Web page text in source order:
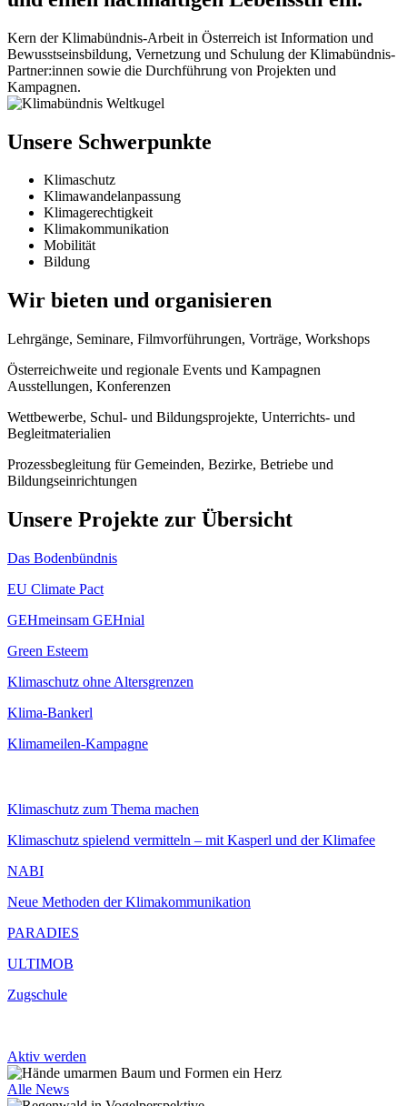
Kern der Klimabündnis-Arbeit in Österreich ist Information und
Bewusstseinsbildung, Vernetzung und Schulung der Klimabündnis-
Partner:innen sowie die Durchführung von Projekten und
Kampagnen.
Unsere Schwerpunkte
Klimaschutz
Klimawandelanpassung
Klimagerechtigkeit
Klimakommunikation
Mobilität
Bildung
Wir bieten und organisieren
Lehrgänge, Seminare, Filmvorführungen, Vorträge, Workshops
Österreichweite und regionale Events und Kampagnen
Ausstellungen, Konferenzen
Wettbewerbe, Schul- und Bildungsprojekte, Unterrichts- und
Begleitmaterialien
Prozessbegleitung für Gemeinden, Bezirke, Betriebe und
Bildungseinrichtungen
Unsere Projekte zur Übersicht
Das Bodenbündnis
EU Climate Pact
GEHmeinsam GEHnial
Green Esteem
Klimaschutz ohne Altersgrenzen
Klima-Bankerl
Klimameilen-Kampagne
Klimaschutz zum Thema machen
Klimaschutz spielend vermitteln – mit Kasperl und der Klimafee
NABI
Neue Methoden der Klimakommunikation
PARADIES
ULTIMOB
Zugschule
Aktiv werden
Alle News